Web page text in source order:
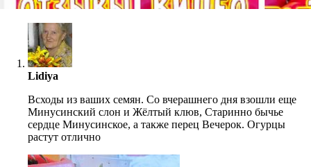
Lidiya
Всходы из ваших семян. Со вчерашнего дня взошли еще
Минусинский слон и Жёлтый клюв, Старинно бычье
сердце Минусинское, а также перец Вечерок. Огурцы
растут отлично